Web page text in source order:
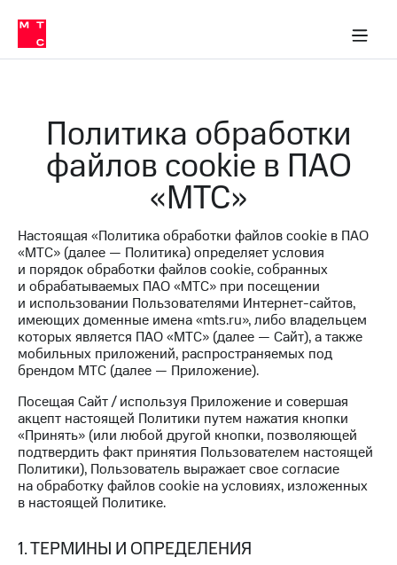
связь
Сервисы и подписки
30% на связь
кабинеты
Мобильная
и
ТВ
Спутниковое
Деньги
связь
Перенести
номер
в МТС
Тарифы
Услуги
Роуминг
Семейная
группа
SIM-
в МТС
Услуги
Личный
кабинет
Скачать
приложение
Мой
МТС
Акции
Скидка 30%
на связь
Тарифы
RED,
РИИЛ
и МТС
Супер
при
Политика обработки
файлов cookie в ПАО
«МТС»
Настоящая «Политика обработки файлов cookie в ПАО
«МТС» (далее — Политика) определяет условия
и порядок обработки файлов cookie, собранных
и обрабатываемых ПАО «МТС» при посещении
и использовании Пользователями Интернет-сайтов,
имеющих доменные имена «mts.ru», либо владельцем
которых является ПАО «МТС» (далее — Сайт), а также
мобильных приложений, распространяемых под
брендом МТС (далее — Приложение).
Посещая Сайт / используя Приложение и совершая
акцепт настоящей Политики путем нажатия кнопки
«Принять» (или любой другой кнопки, позволяющей
подтвердить факт принятия Пользователем настоящей
Политики), Пользователь выражает свое согласие
на обработку файлов cookie на условиях, изложенных
в настоящей Политике.
1. ТЕРМИНЫ И ОПРЕДЕЛЕНИЯ